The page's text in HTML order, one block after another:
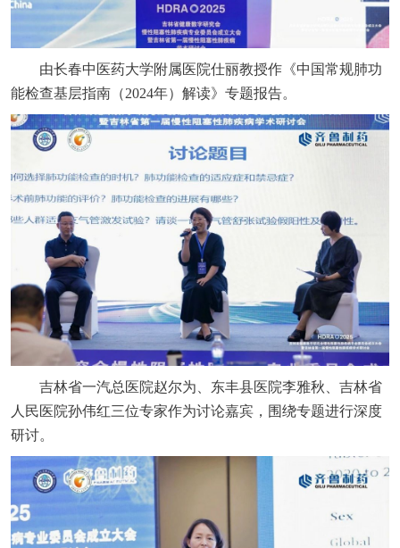
由长春中医药大学附属医院仕丽教授作《中国常规肺功
能检查基层指南（2024年）解读》专题报告。
吉林省一汽总医院赵尔为、东丰县医院李雅秋、吉林省
人民医院孙伟红三位专家作为讨论嘉宾，围绕专题进行深度
研讨。